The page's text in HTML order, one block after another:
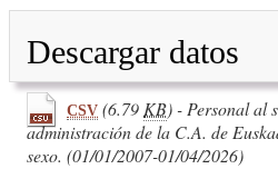
Descargar datos
CSV (6.79KB) - Personal al
administración de la C.A. de
sexo. (01/01/2007-01/04/2026)